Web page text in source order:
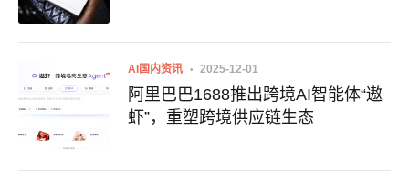
AI国内资讯 2025-12-01
阿里巴巴1688推出跨境AI智能体“遨
虾”，重塑跨境供应链生态